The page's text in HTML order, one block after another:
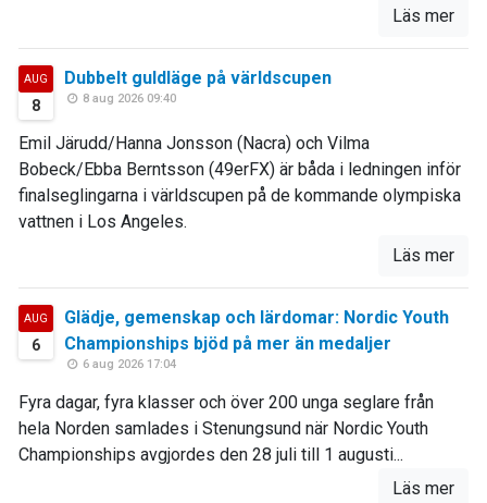
Läs mer
AUG
8
Dubbelt guldläge på världscupen
8 aug 2026 09:40
Emil Järudd/Hanna Jonsson (Nacra) och Vilma
Bobeck/Ebba Berntsson (49erFX) är båda i ledningen inför
finalseglingarna i världscupen på de kommande olympiska
vattnen i Los Angeles.
Läs mer
AUG
6
Glädje, gemenskap och lärdomar: Nordic Youth
Championships bjöd på mer än medaljer
6 aug 2026 17:04
Fyra dagar, fyra klasser och över 200 unga seglare från
hela Norden samlades i Stenungsund när Nordic Youth
Championships avgjordes den 28 juli till 1 augusti...
Läs mer